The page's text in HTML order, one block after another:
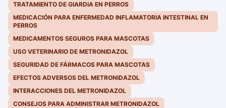
TRATAMIENTO DE GIARDIA EN PERROS
MEDICACIÓN PARA ENFERMEDAD INFLAMATORIA INTESTINAL EN
PERROS
MEDICAMENTOS SEGUROS PARA MASCOTAS
USO VETERINARIO DE METRONIDAZOL
SEGURIDAD DE FÁRMACOS PARA MASCOTAS
EFECTOS ADVERSOS DEL METRONIDAZOL
INTERACCIONES DEL METRONIDAZOL
CONSEJOS PARA ADMINISTRAR METRONIDAZOL